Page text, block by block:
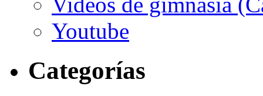
Youtube
Categorías